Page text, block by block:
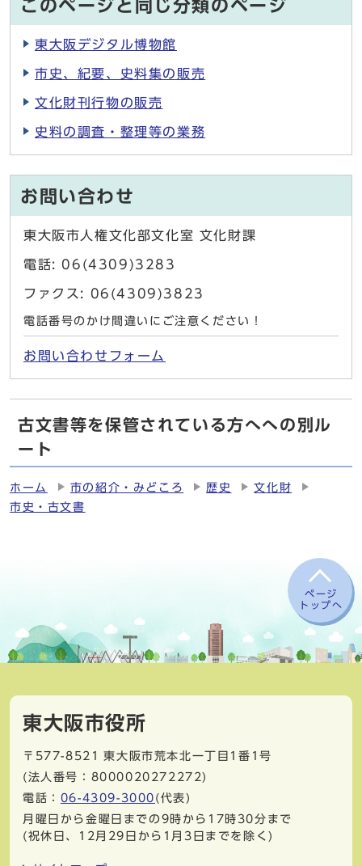
このページと同じ分類のページ
東大阪デジタル博物館
市史、紀要、史料集の販売
文化財刊行物の販売
史料の調査・整理等の業務
お問い合わせ
東大阪市人権文化部文化室 文化財課
電話: 06(4309)3283
ファクス: 06(4309)3823
電話番号のかけ間違いにご注意ください！
お問い合わせフォーム
古文書等を保管されている方へへの別ル
ート
ホーム 市の紹介・みどころ 歴史
文化財
市史・古文書
ページ
トップへ
東大阪市役所
〒577-8521
東大阪市荒本北一丁目1番1号
(法人番号：8000020272272)
電話： 06-4309-3000 (代表)
月曜日から金曜日までの9時から17時30分まで
(祝休日、12月29日から1月3日までを除く)